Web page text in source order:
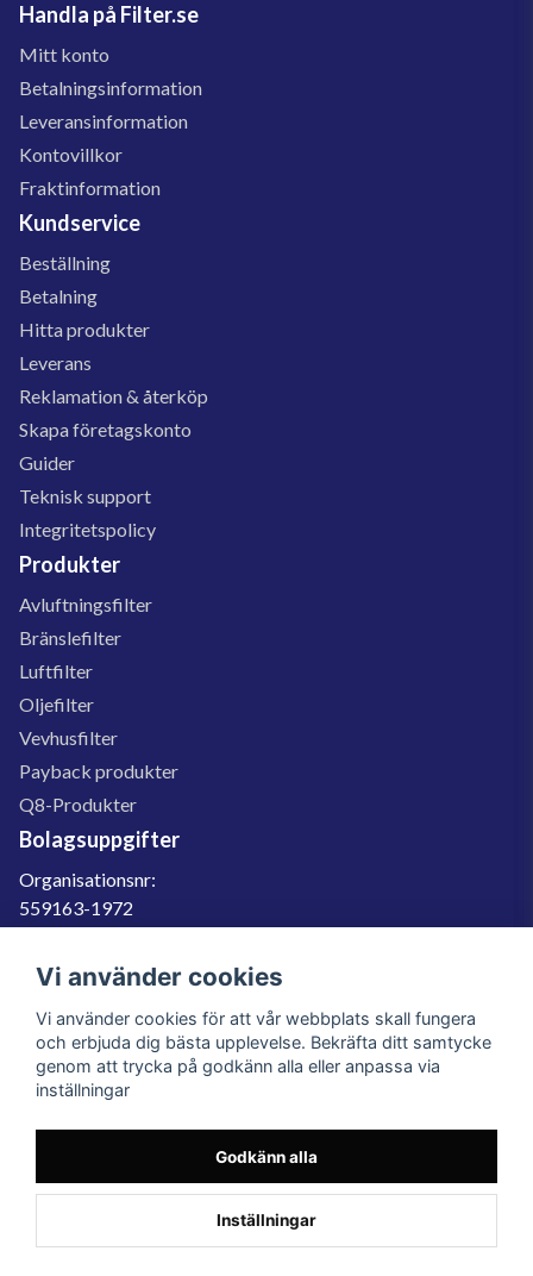
Handla på Filter.se
Mitt konto
Betalningsinformation
Leveransinformation
Kontovillkor
Fraktinformation
Kundservice
Beställning
Betalning
Hitta produkter
Leverans
Reklamation & återköp
Skapa företagskonto
Guider
Teknisk support
Integritetspolicy
Produkter
Avluftningsfilter
Bränslefilter
Luftfilter
Oljefilter
Vevhusfilter
Payback produkter
Q8-Produkter
Bolagsuppgifter
Organisationsnr:
559163-1972
SE559163197201
060-566 800
info@filter.se
559163-1972
© 2023 Filter.se, All rights reserved.
Vi använder cookies
Vi använder cookies för att vår webbplats skall fungera
och erbjuda dig bästa upplevelse. Bekräfta ditt samtycke
genom att trycka på godkänn alla eller anpassa via
inställningar
Godkänn alla
Inställningar